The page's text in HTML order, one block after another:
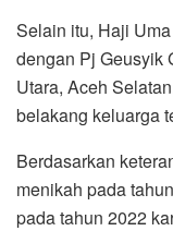
Selain itu, Haji
dengan Pj Geusyik
Utara, Aceh
belakang keluarga
Berdasarkan
menikah pada
pada tahun 2022